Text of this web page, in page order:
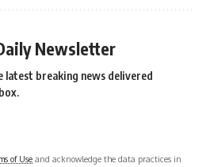
Newsletter
latest breaking news delivered
of Use and acknowledge the data practices in